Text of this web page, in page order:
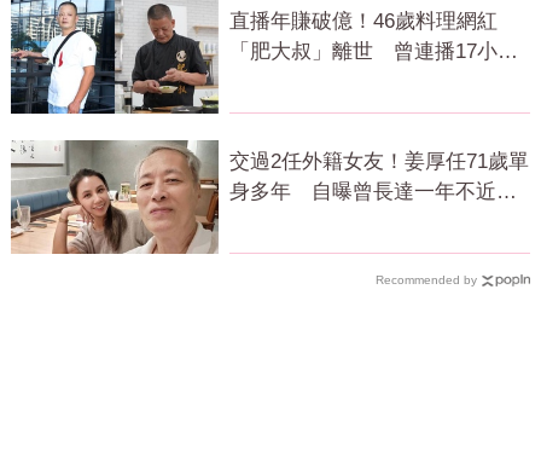
直播年賺破億！46歲料理網紅
「肥大叔」離世 曾連播17小時
交過2任外籍女友！姜厚任71歲單
身多年 自曝曾長達一年不近女
Recommended by